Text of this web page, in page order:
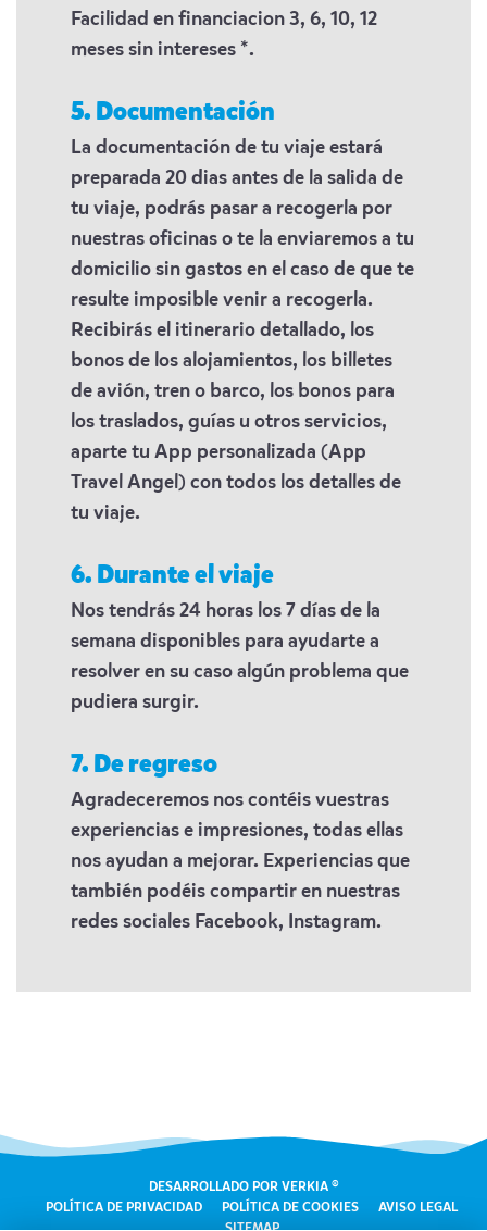
Facilidad en financiacion 3, 6, 10, 12
meses sin intereses *.
5. Documentación
La documentación de tu viaje estará
preparada 20 dias antes de la salida de
tu viaje, podrás pasar a recogerla por
nuestras oficinas o te la enviaremos a tu
domicilio sin gastos en el caso de que te
resulte imposible venir a recogerla.
Recibirás el itinerario detallado, los
bonos de los alojamientos, los billetes
de avión, tren o barco, los bonos para
los traslados, guías u otros servicios,
aparte tu App personalizada (App
Travel Angel) con todos los detalles de
tu viaje.
6. Durante el viaje
Nos tendrás 24 horas los 7 días de la
semana disponibles para ayudarte a
resolver en su caso algún problema que
pudiera surgir.
7. De regreso
Agradeceremos nos contéis vuestras
experiencias e impresiones, todas ellas
nos ayudan a mejorar. Experiencias que
también podéis compartir en nuestras
redes sociales Facebook, Instagram.
DESARROLLADO POR VERKIA ®
POLÍTICA DE PRIVACIDAD
POLÍTICA DE COOKIES
AVISO LEGAL